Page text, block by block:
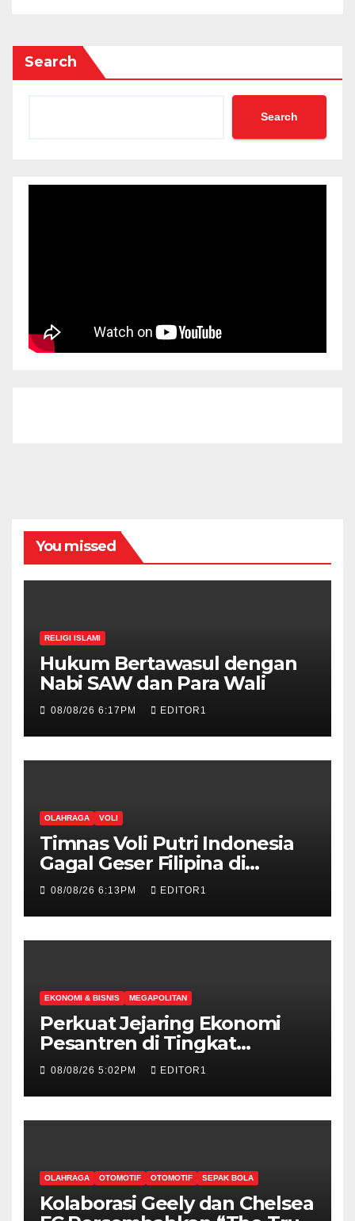
Search
Search
You missed
RELIGI ISLAMI
Hukum Bertawasul dengan
Nabi SAW dan Para Wali
08/08/26 6:17PM EDITOR1
OLAHRAGA VOLI
Timnas Voli Putri Indonesia
Gagal Geser Filipina di
Klasemen Sementara SEA V
Thailand 3-0
08/08/26 6:13PM EDITOR1
EKONOMI & BISNIS MEGAPOLITAN
Perkuat Jejaring Ekonomi
Pesantren di Tingkat
Internasional, Hibitren Jaktim
08/08/26 5:02PM EDITOR1
OLAHRAGA OTOMOTIF OTOMOTIF SEPAK BOLA
Kolaborasi Geely dan Chelsea